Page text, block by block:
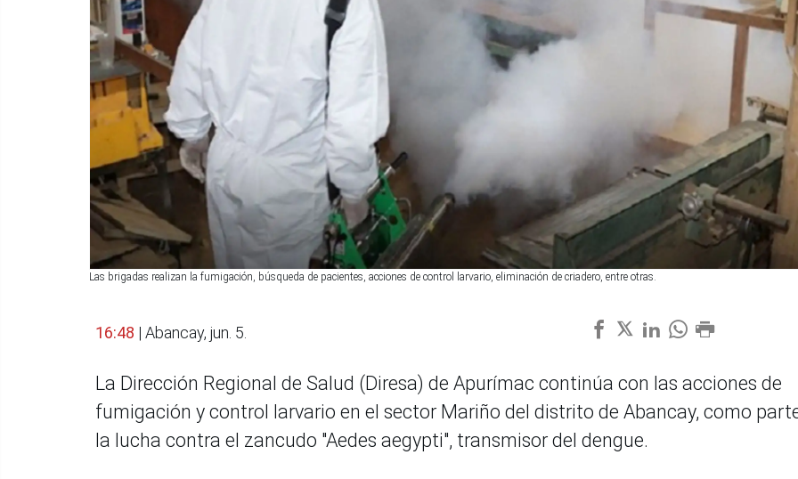
Las brigadas realizan la fumigación, búsqueda de pacientes, acciones de control larvario, eliminación de criadero, entre otras.
16:48 | Abancay, jun. 5.
La Dirección Regional de Salud (Diresa) de Apurímac continúa con las acciones de
fumigación y control larvario en el sector Mariño del distrito de Abancay, como
la lucha contra el zancudo "Aedes aegypti", transmisor del dengue.